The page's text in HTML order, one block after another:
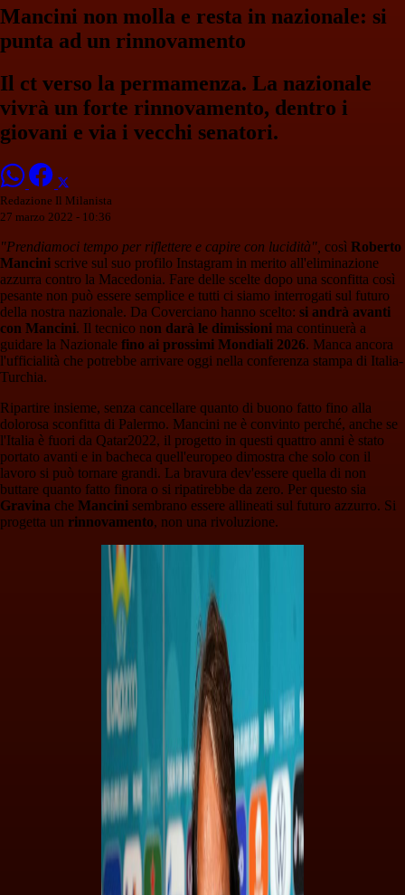
Mancini non molla e resta in nazionale: si
punta ad un rinnovamento
Il ct verso la permamenza. La nazionale
vivrà un forte rinnovamento, dentro i
giovani e via i vecchi senatori.
Redazione Il Milanista
27 marzo 2022 - 10:36
"Prendiamoci tempo per riflettere e capire con lucidità", così Roberto
Mancini scrive sul suo profilo Instagram in merito all'eliminazione
azzurra contro la Macedonia. Fare delle scelte dopo una sconfitta così
pesante non può essere semplice e tutti ci siamo interrogati sul futuro
della nostra nazionale. Da Coverciano hanno scelto: si andrà avanti
con Mancini. Il tecnico non darà le dimissioni ma continuerà a
guidare la Nazionale fino ai prossimi Mondiali 2026. Manca ancora
l'ufficialità che potrebbe arrivare oggi nella conferenza stampa di Italia-
Turchia.
Ripartire insieme, senza cancellare quanto di buono fatto fino alla
dolorosa sconfitta di Palermo. Mancini ne è convinto perché, anche se
l'Italia è fuori da Qatar2022, il progetto in questi quattro anni è stato
portato avanti e in bacheca quell'europeo dimostra che solo con il
lavoro si può tornare grandi. La bravura dev'essere quella di non
buttare quanto fatto finora o si ripatirebbe da zero. Per questo sia
Gravina che Mancini sembrano essere allineati sul futuro azzurro. Si
progetta un rinnovamento, non una rivoluzione.